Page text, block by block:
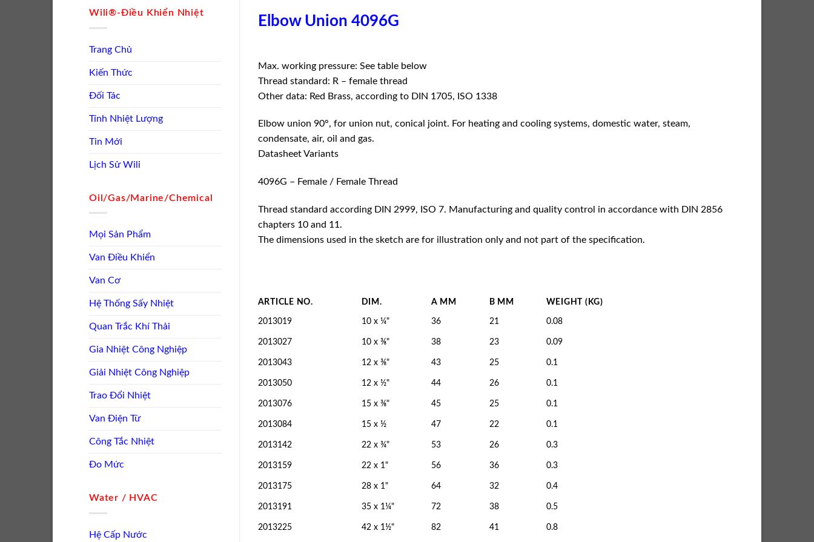
Wili®-Điều Khiển Nhiệt
Trang Chủ
Kiến Thức
Đối Tác
Tính Nhiệt Lượng
Tin Mới
Lịch Sử Wili
Oil/Gas/Marine/Chemical
Mọi Sản Phẩm
Van Điều Khiển
Van Cơ
Hệ Thống Sấy Nhiệt
Quan Trắc Khí Thải
Gia Nhiệt Công Nghiệp
Giải Nhiệt Công Nghiệp
Trao Đổi Nhiệt
Van Điện Từ
Công Tắc Nhiệt
Đo Mức
Water / HVAC
Hệ Cấp Nước
Elbow Union 4096G
Max. working pressure: See table below
Thread standard: R – female thread
Other data: Red Brass, according to DIN 1705, ISO 1338
Elbow union 90°, for union nut, conical joint. For heating and cooling systems, domestic water, steam,
condensate, air, oil and gas.
Datasheet Variants
4096G – Female / Female Thread
Thread standard according DIN 2999, ISO 7. Manufacturing and quality control in accordance with DIN 2856
chapters 10 and 11.
The dimensions used in the sketch are for illustration only and not part of the specification.
ARTICLE NO. DIM. A MM B MM WEIGHT (KG)
2013019 10 x ¼" 36 21 0.08
2013027 10 x ⅜" 38 23 0.09
2013043 12 x ⅜" 43 25 0.1
2013050 12 x ½" 44 26 0.1
2013076 15 x ⅜" 45 25 0.1
2013084 15 x ½ 47 22 0.1
2013142 22 x ¾" 53 26 0.3
2013159 22 x 1" 56 36 0.3
2013175 28 x 1" 64 32 0.4
2013191 35 x 1¼" 72 38 0.5
2013225 42 x 1½" 82 41 0.8